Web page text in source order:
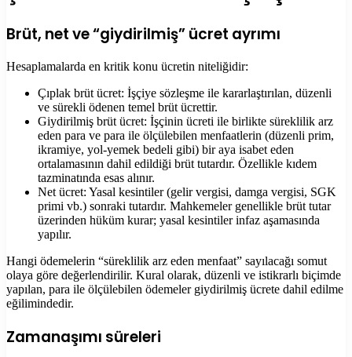
Brüt, net ve “giydirilmiş” ücret ayrımı
Hesaplamalarda en kritik konu ücretin niteliğidir:
Çıplak brüt ücret: İşçiye sözleşme ile kararlaştırılan, düzenli
ve sürekli ödenen temel brüt ücrettir.
Giydirilmiş brüt ücret: İşçinin ücreti ile birlikte süreklilik arz
eden para ve para ile ölçülebilen menfaatlerin (düzenli prim,
ikramiye, yol-yemek bedeli gibi) bir aya isabet eden
ortalamasının dahil edildiği brüt tutardır. Özellikle kıdem
tazminatında esas alınır.
Net ücret: Yasal kesintiler (gelir vergisi, damga vergisi, SGK
primi vb.) sonraki tutardır. Mahkemeler genellikle brüt tutar
üzerinden hüküm kurar; yasal kesintiler infaz aşamasında
yapılır.
Hangi ödemelerin “süreklilik arz eden menfaat” sayılacağı somut
olaya göre değerlendirilir. Kural olarak, düzenli ve istikrarlı biçimde
yapılan, para ile ölçülebilen ödemeler giydirilmiş ücrete dahil edilme
eğilimindedir.
Zamanaşımı süreleri